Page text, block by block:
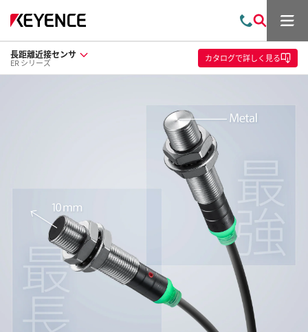
問
い
合
わ
索
メ
ュ
ー
長距離近接センサ
ER シリーズ カタログで詳しく見る